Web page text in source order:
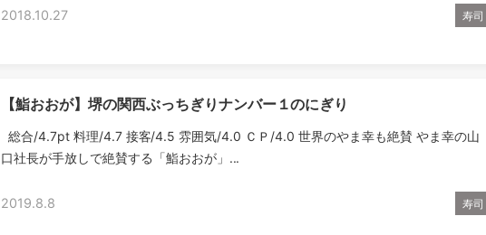
2018.10.27 寿司
【鮨おおが】堺の関西ぶっちぎりナンバー１のにぎり
総合/4.7pt 料理/4.7 接客/4.5 雰囲気/4.0 ＣＰ/4.0 世界のやま幸も絶賛 やま幸の山
口社長が手放しで絶賛する「鮨おおが」...
2019.8.8 寿司